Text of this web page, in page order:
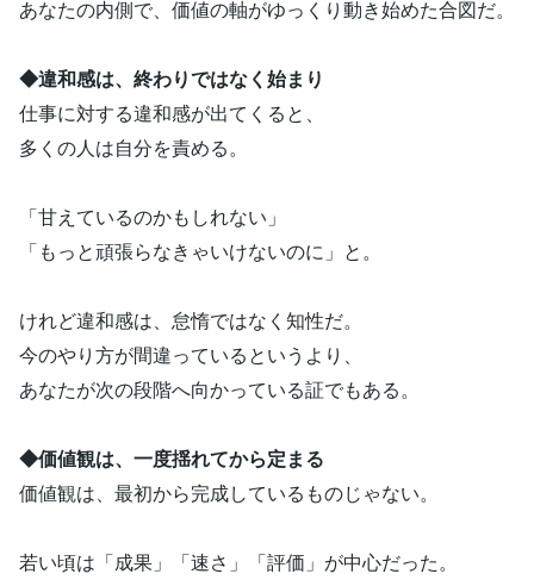
あなたの内側で、価値の軸がゆっくり動き始めた合図だ。
◆違和感は、終わりではなく始まり
仕事に対する違和感が出てくると、
多くの人は自分を責める。
「甘えているのかもしれない」
「もっと頑張らなきゃいけないのに」と。
けれど違和感は、怠惰ではなく知性だ。
今のやり方が間違っているというより、
あなたが次の段階へ向かっている証でもある。
◆価値観は、一度揺れてから定まる
価値観は、最初から完成しているものじゃない。
若い頃は「成果」「速さ」「評価」が中心だった。